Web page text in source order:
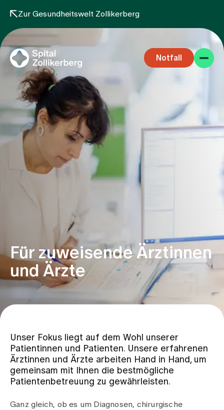
Zur Gesundheitswelt Zollikerberg
Notfall
Fachbereiche
Zuweisende
Events
Aktuelles
Jobs & Karriere
Für zuweisende Ärztinnen
und Ärzte
Unser Fokus liegt auf dem Wohl unserer
Patientinnen und Patienten. Unsere erfahrenen
Ärztinnen und Ärzte arbeiten Hand in Hand, um
gemeinsam mit Ihnen die bestmögliche
Patientenbetreuung zu gewährleisten.
Ganz gleich, ob es um Diagnosen, chirurgische